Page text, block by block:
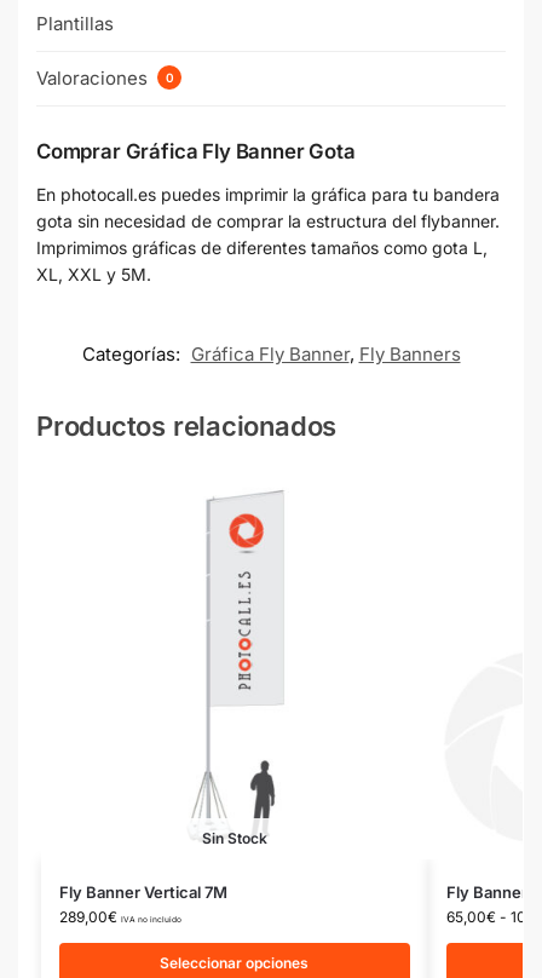
Plantillas
Valoraciones 0
Comprar Gráfica Fly Banner Gota
En photocall.es puedes imprimir la gráfica para tu bandera
gota sin necesidad de comprar la estructura del flybanner.
Imprimimos gráficas de diferentes tamaños como gota L,
XL, XXL y 5M.
Categorías: Gráfica Fly Banner, Fly Banners
Productos relacionados
Sin Stock
Fly Banner Vertical 7M
289,00€ IVA no incluido
Seleccionar opciones
Fly Banner
65,00€ -